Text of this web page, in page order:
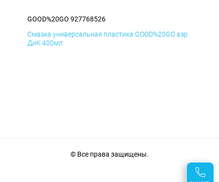
GOOD%20GO 927768526
Смазка универсальная пластика GOOD%20GO аэр
ДиК 400мл
© Все права защищены.